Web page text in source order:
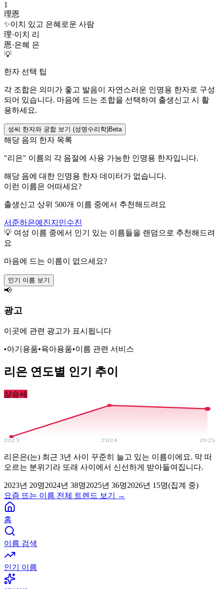
1
理恩
✨이치 있고 은혜로운 사람
理·이치 리
恩·은혜 은
💡
한자 선택 팁
각 조합은 의미가 좋고 발음이 자연스러운 인명용 한자로 구성
되어 있습니다. 마음에 드는 조합을 선택하여 출생신고 시 활
용하세요.
성씨 한자와 궁합 보기 (성명수리학)Beta
해당 음의 한자 목록
"리은" 이름의 각 음절에 사용 가능한 인명용 한자입니다.
해당 음에 대한 인명용 한자 데이터가 없습니다.
이런 이름은 어떠세요?
출생신고 상위 500개 이름 중에서 추천해드려요
서준하은예진지민수진
💡 여성 이름 중에서 인기 있는 이름들을 랜덤으로 추천해드려
요
마음에 드는 이름이 없으세요?
인기 이름 보기
📢
광고
이곳에 관련 광고가 표시됩니다
•아기용품•육아용품•이름 관련 서비스
리은 연도별 인기 추이
상승세
2023 2024 2025
리은은(는) 최근 3년 사이 꾸준히 늘고 있는 이름이에요. 막 떠
오르는 분위기라 또래 사이에서 신선하게 받아들여집니다.
2023년 20명2024년 38명2025년 36명2026년 15명(집계 중)
요즘 뜨는 이름 전체 트렌드 보기 →
홈
이름 검색
인기 이름